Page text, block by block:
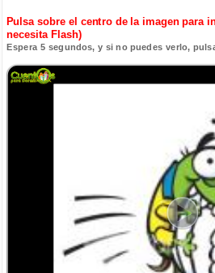
Pulsa sobre el centro de la imagen para
necesita Flash)
Espera 5 segundos, y si no puedes verlo,